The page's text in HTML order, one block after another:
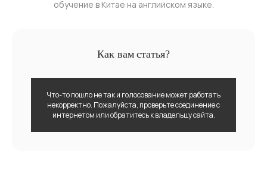
обучение в Китае на английском языке.
Как вам статья?
Что-то пошло не так и голосование может работать
некорректно. Пожалуйста, проверьте соединение с
интернетом или обратитесь к владельцу сайта.